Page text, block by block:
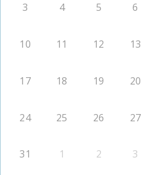
3 4 5 6
10 11 12 13
17 18 19 20
24 25 26 27
31 1 2 3